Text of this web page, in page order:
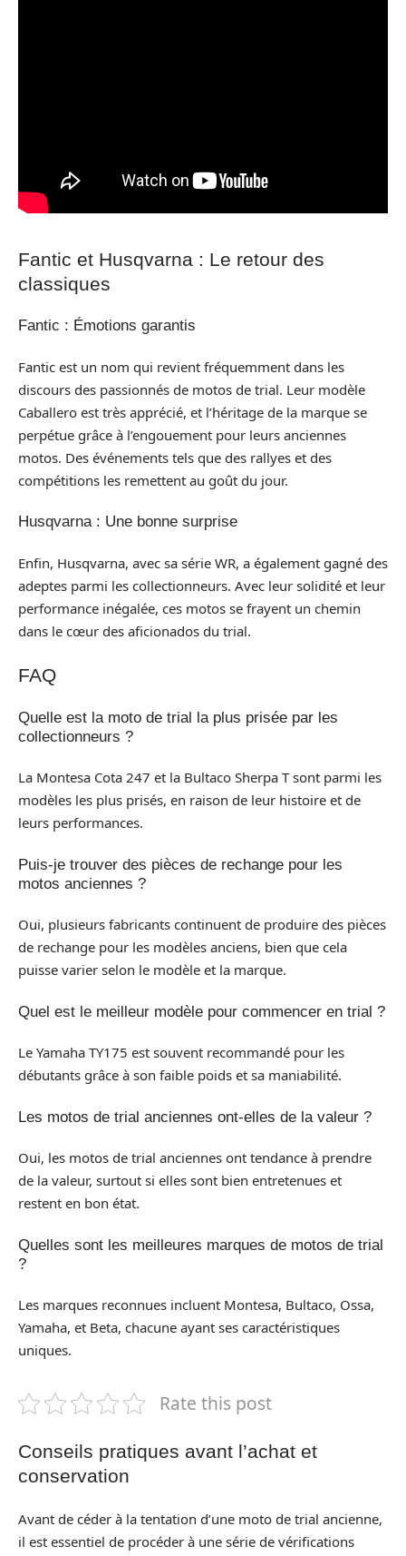
Fantic et Husqvarna : Le retour des
classiques
Fantic : Émotions garantis
Fantic est un nom qui revient fréquemment dans les
discours des passionnés de motos de trial. Leur modèle
Caballero est très apprécié, et l’héritage de la marque se
perpétue grâce à l’engouement pour leurs anciennes
motos. Des événements tels que des rallyes et des
compétitions les remettent au goût du jour.
Husqvarna : Une bonne surprise
Enfin, Husqvarna, avec sa série WR, a également gagné des
adeptes parmi les collectionneurs. Avec leur solidité et leur
performance inégalée, ces motos se frayent un chemin
dans le cœur des aficionados du trial.
FAQ
Quelle est la moto de trial la plus prisée par les
collectionneurs ?
La Montesa Cota 247 et la Bultaco Sherpa T sont parmi les
modèles les plus prisés, en raison de leur histoire et de
leurs performances.
Puis-je trouver des pièces de rechange pour les
motos anciennes ?
Oui, plusieurs fabricants continuent de produire des pièces
de rechange pour les modèles anciens, bien que cela
puisse varier selon le modèle et la marque.
Quel est le meilleur modèle pour commencer en trial ?
Le Yamaha TY175 est souvent recommandé pour les
débutants grâce à son faible poids et sa maniabilité.
Les motos de trial anciennes ont-elles de la valeur ?
Oui, les motos de trial anciennes ont tendance à prendre
de la valeur, surtout si elles sont bien entretenues et
restent en bon état.
Quelles sont les meilleures marques de motos de trial
?
Les marques reconnues incluent Montesa, Bultaco, Ossa,
Yamaha, et Beta, chacune ayant ses caractéristiques
uniques.
Rate this post
Conseils pratiques avant l’achat et
conservation
Avant de céder à la tentation d’une moto de trial ancienne,
il est essentiel de procéder à une série de vérifications